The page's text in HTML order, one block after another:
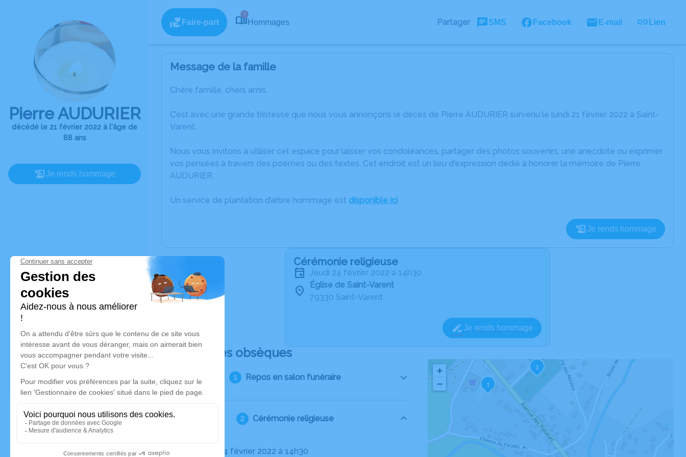
Pierre AUDURIER
décédé le 21 février 2022 à l'âge de
88 ans
Je rends hommage
Faire-part
1
Hommages Partager SMS Facebook E-mail Lien
Message de la famille
Chère famille, chers amis,
C’est avec une grande tristesse que nous vous annonçons le décès de Pierre AUDURIER survenu le lundi 21 février 2022 à Saint-
Varent.
Nous vous invitons à utiliser cet espace pour laisser vos condoléances, partager des photos souvenirs, une anecdote ou exprimer
vos pensées à travers des poèmes ou des textes. Cet endroit est un lieu d'expression dédié à honorer la mémoire de Pierre
AUDURIER.
Un service de plantation d’arbre hommage est disponible ici.
Je rends hommage
Cérémonie religieuse
jeudi 24 février 2022 à 14h30
Église de Saint-Varent
79330 Saint-Varent
Je rends hommage
Déroulé des obsèques
Repos en salon funéraire
Cérémonie religieuse
Le jeudi 24 février 2022 à 14h30
1
3
+
−